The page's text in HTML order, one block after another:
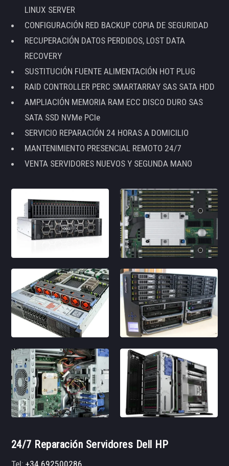
LINUX SERVER
CONFIGURACIÓN RED BACKUP COPIA DE SEGURIDAD
RECUPERACIÓN DATOS PERDIDOS, LOST DATA
RECOVERY
SUSTITUCIÓN FUENTE ALIMENTACIÓN HOT PLUG
RAID CONTROLLER PERC SMARTARRAY SAS SATA HDD
AMPLIACIÓN MEMORIA RAM ECC DISCO DURO SAS
SATA SSD NVMe PCIe
SERVICIO REPARACIÓN 24 HORAS A DOMICILIO
MANTENIMIENTO PRESENCIAL REMOTO 24/7
VENTA SERVIDORES NUEVOS Y SEGUNDA MANO
24/7 Reparación Servidores Dell HP
Tel:+34 692500286